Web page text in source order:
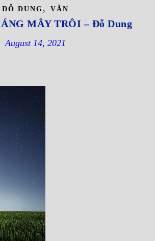
ĐỖ DUNG , VĂN
MÂY TRÔI – Đỗ Dung
August 14, 2021